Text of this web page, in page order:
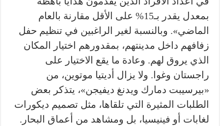
بمعدل يقدر بـ15% على الأقل مقارنة بالعام
الماضي». وبالنسبة لغير الراغبين في تنظيم حفل
زفافهم داخل مدينتهم، بمقدورهم اختيار المكان
الذي يروق لهم. وعادة ما يقع الاختيار على
راجستان وغوا. ولا يزال أديتيا موتوين، من
«بيرسيبت دمارك ويدنغ ديفيجن»، يتذكر بعض
الطلبات المثيرة التي تلقاها، مثل تصميم ديكورات
لغابات أو فينيسيا، بل ومشاهد من أعماق البحار.